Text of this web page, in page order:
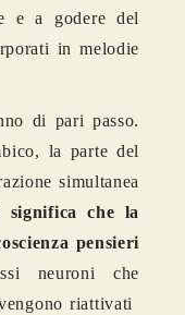
e a godere del
in melodie
di pari passo.
la parte del
simultanea
significa che la
pensieri
neuroni che
riattivati